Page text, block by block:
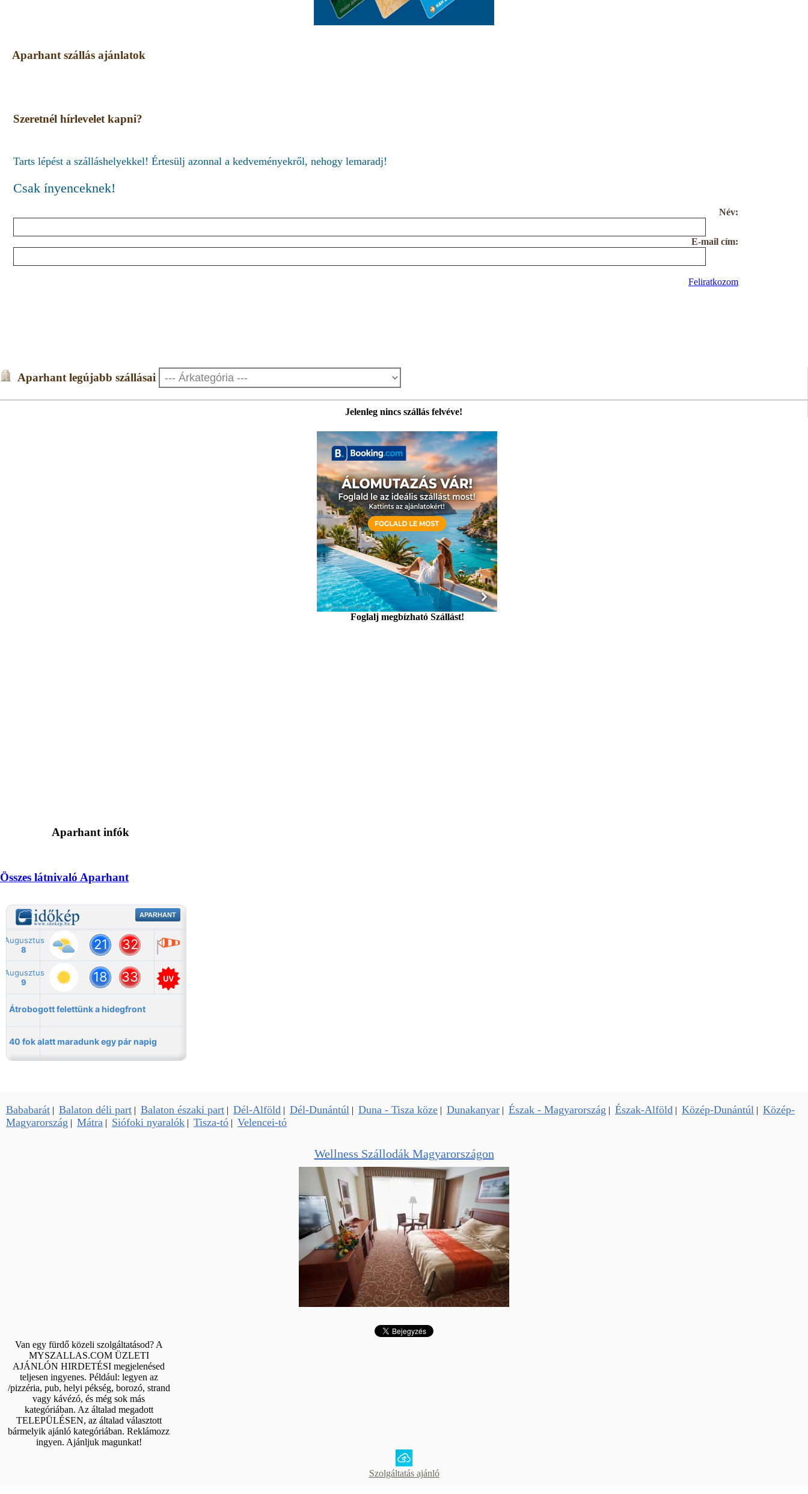
Aparhant szállás ajánlatok
Szeretnél hírlevelet kapni?
Tarts lépést a szálláshelyekkel! Értesülj azonnal a kedveményekről, nehogy lemaradj!
Csak ínyenceknek!
Név:
E-mail cím:
Feliratkozom
Aparhant legújabb szállásai
Jelenleg nincs szállás felvéve!
Foglalj megbízható Szállást!
Aparhant infók
Összes látnivaló Aparhant
Bababarát | Balaton déli part | Balaton északi part | Dél-Alföld | Dél-Dunántúl | Duna - Tisza köze | Dunakanyar | Észak - Magyarország | Észak-Alföld | Közép-Dunántúl | Közép-
Magyarország | Mátra | Siófoki nyaralók | Tisza-tó | Velencei-tó
Wellness Szállodák Magyarországon
Van egy fürdő közeli szolgáltatásod? A
MYSZALLAS.COM ÜZLETI
AJÁNLÓN HIRDETÉSI megjelenésed
teljesen ingyenes. Például: legyen az
/pizzéria, pub, helyi pékség, borozó, strand
vagy kávézó, és még sok más
kategóriában. Az általad megadott
TELEPÜLÉSEN, az általad választott
bármelyik ajánló kategóriában. Reklámozz
ingyen. Ajánljuk magunkat!
Szolgáltatás ajánló